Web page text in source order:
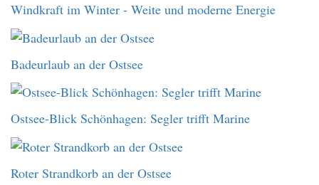
Windkraft im Winter - Weite und moderne Energie
Badeurlaub an der Ostsee
Ostsee-Blick Schönhagen: Segler trifft Marine
Roter Strandkorb an der Ostsee